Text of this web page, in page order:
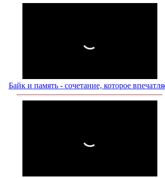
Байк и память - сочетание, которое